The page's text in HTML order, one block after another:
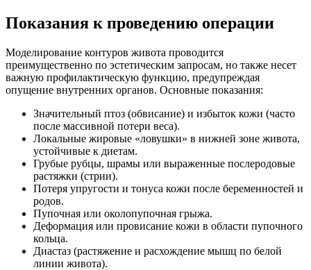
Показания к проведению операции
Моделирование контуров живота проводится
преимущественно по эстетическим запросам, но также несет
важную профилактическую функцию, предупреждая
опущение внутренних органов. Основные показания:
Значительный птоз (обвисание) и избыток кожи (часто
после массивной потери веса).
Локальные жировые «ловушки» в нижней зоне живота,
устойчивые к диетам.
Грубые рубцы, шрамы или выраженные послеродовые
растяжки (стрии).
Потеря упругости и тонуса кожи после беременностей и
родов.
Пупочная или околопупочная грыжа.
Деформация или провисание кожи в области пупочного
кольца.
Диастаз (растяжение и расхождение мышц по белой
линии живота).